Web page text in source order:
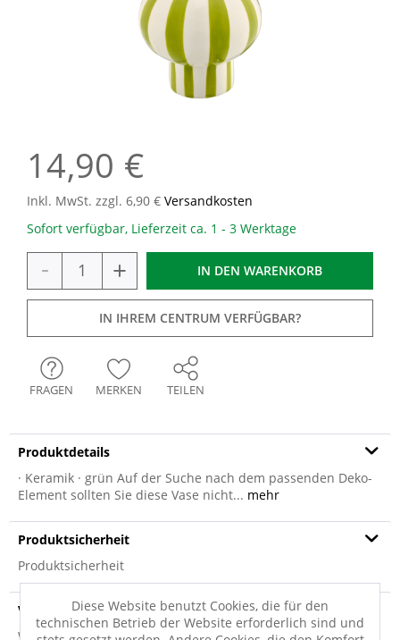
14,90 €
Inkl. MwSt. zzgl. 6,90 € Versandkosten
Sofort verfügbar, Lieferzeit ca. 1 - 3 Werktage
- + IN DEN WARENKORB
IN IHREM CENTRUM VERFÜGBAR?
FRAGEN MERKEN TEILEN
Produktdetails
· Keramik · grün Auf der Suche nach dem passenden Deko-
Element sollten Sie diese Vase nicht... mehr
Produktsicherheit
Produktsicherheit
Versandinfo
Weitere Informationen zum Versand...
Diese Website benutzt Cookies, die für den
technischen Betrieb der Website erforderlich sind und